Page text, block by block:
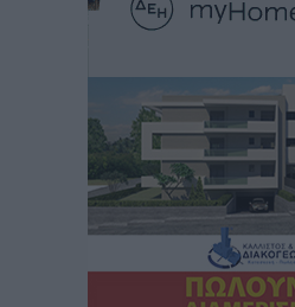
ευρώ επειδή δεν βρήκε
Τοπικές Ειδήσεις• πριν 14 ώρες
Ο γεωεντοπισμός μέσω 112
στη Ρόδο
Τοπικές Ειδήσεις• πριν 14 ώρες
Σύμη: Ανασύρθηκε σορός
ο 8ος Γερμανός που